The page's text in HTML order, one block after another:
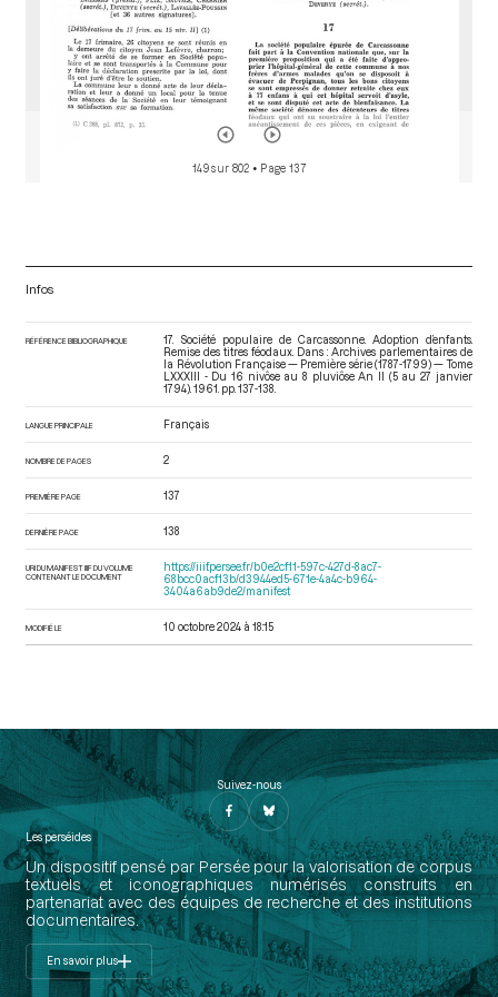
149 sur 802 • Page 137
Infos
RÉFÉRENCE BIBLIOGRAPHIQUE
17. Société populaire de Carcassonne. Adoption d’enfants.
Remise des titres féodaux. Dans : Archives parlementaires de
la Révolution Française — Première série (1787-1799) — Tome
LXXXIII - Du 16 nivôse au 8 pluviôse An II (5 au 27 janvier
1794) . 1961. pp. 137-138.
LANGUE PRINCIPALE Français
NOMBRE DE PAGES 2
PREMIÈRE PAGE 137
DERNIÈRE PAGE 138
URI DU MANIFEST IIIF DU VOLUME
CONTENANT LE DOCUMENT
https://iiif.persee.fr/b0e2cf11-597c-427d-8ac7-
68bcc0acf13b/d3944ed5-671e-4a4c-b964-
3404a6ab9de2/manifest
MODIFIÉ LE 10 octobre 2024 à 18:15
Suivez-nous
Les perséides
Un dispositif pensé par Persée pour la valorisation de corpus
textuels et iconographiques numérisés construits en
partenariat avec des équipes de recherche et des institutions
documentaires.
En savoir plus